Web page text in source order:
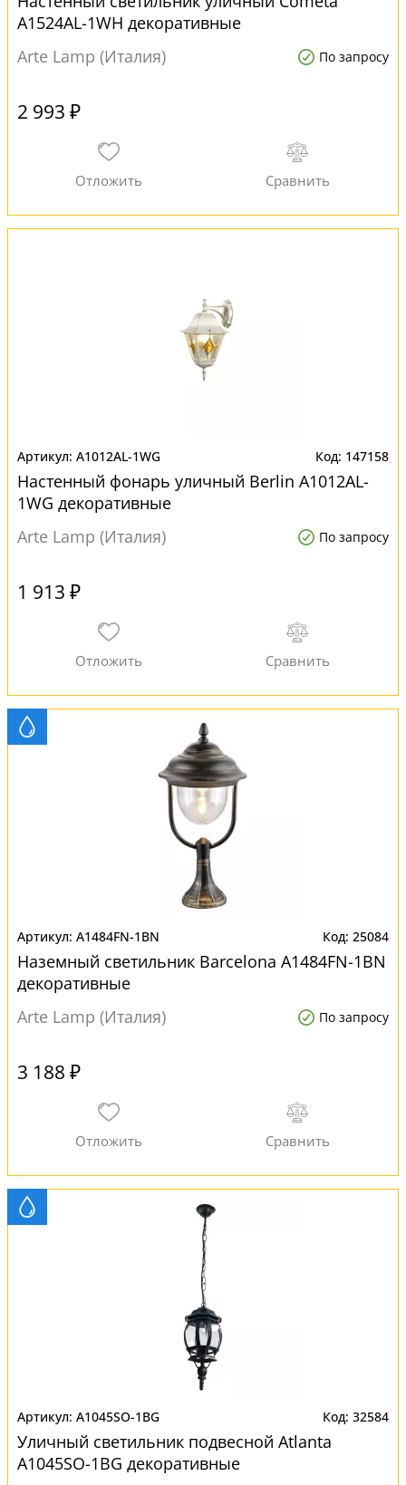
A1524AL-1WH декоративные
Arte Lamp (Италия)
По запросу
2 993 ₽
A1012AL-1WG 147158
Настенный фонарь уличный Berlin A1012AL-
1WG декоративные
Arte Lamp (Италия)
По запросу
1 913 ₽
A1484FN-1BN 25084
Наземный светильник Barcelona A1484FN-1BN
декоративные
Arte Lamp (Италия)
По запросу
3 188 ₽
A1045SO-1BG 32584
Уличный светильник подвесной Atlanta
A1045SO-1BG декоративные